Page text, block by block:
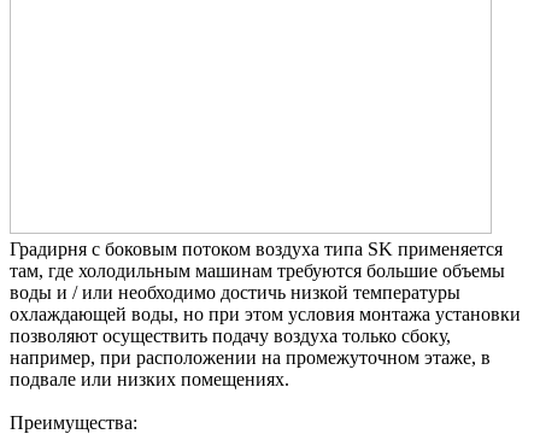
Градирня с боковым потоком воздухa типа SK применяется
там, где холодильным машинам требуются большие объемы
воды и / или необходимо достичь низкой температуры
охлаждающей воды, но при этом условия монтажа устaновки
позволяют осуществить подачу воздуха только сбоку,
например, при расположении на промежуточном этаже, в
подвале или низких помещениях.
Преимущества: